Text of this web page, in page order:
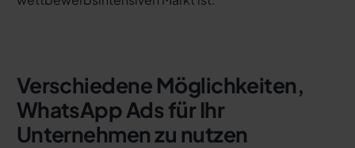
Verschiedene Möglichkeiten,
WhatsApp Ads für Ihr
Unternehmen zu nutzen